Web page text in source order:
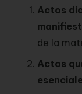
Actos
de la
Actos